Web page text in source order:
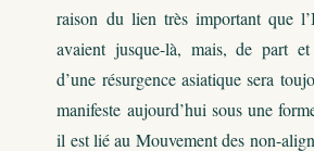
raison du lien très important que
avaient jusque-là, mais, de part
d’une résurgence asiatique sera
manifeste aujourd’hui sous une
il est lié au Mouvement des non-